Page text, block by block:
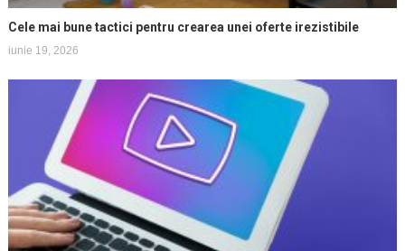
Cele mai bune tactici pentru crearea unei oferte irezistibile
iunie 19, 2026